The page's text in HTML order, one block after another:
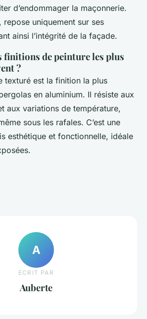
d’endommager la maçonnerie.
repose uniquement sur ses
ainsi l’intégrité de la façade.
finitions de peinture les plus
?
texturé est la finition la plus
en aluminium. Il résiste aux
aux variations de température,
sous les rafales. C’est une
esthétique et fonctionnelle, idéale
A
ECRIT PAR
Auberte